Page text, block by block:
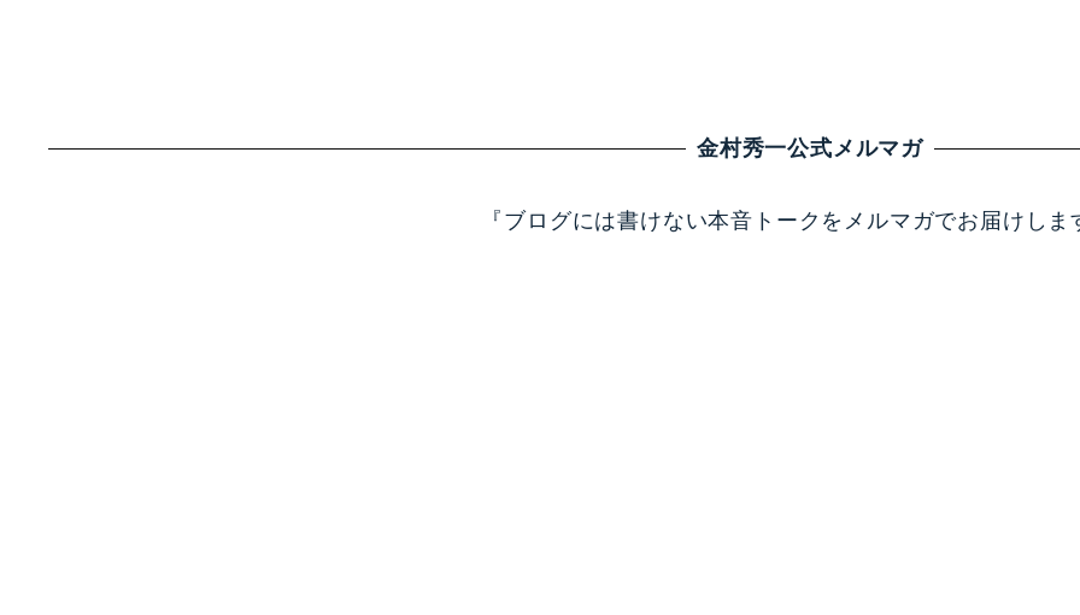
金村秀一公式メルマガ
『ブログには書けない本音トークをメルマガでお届けしま